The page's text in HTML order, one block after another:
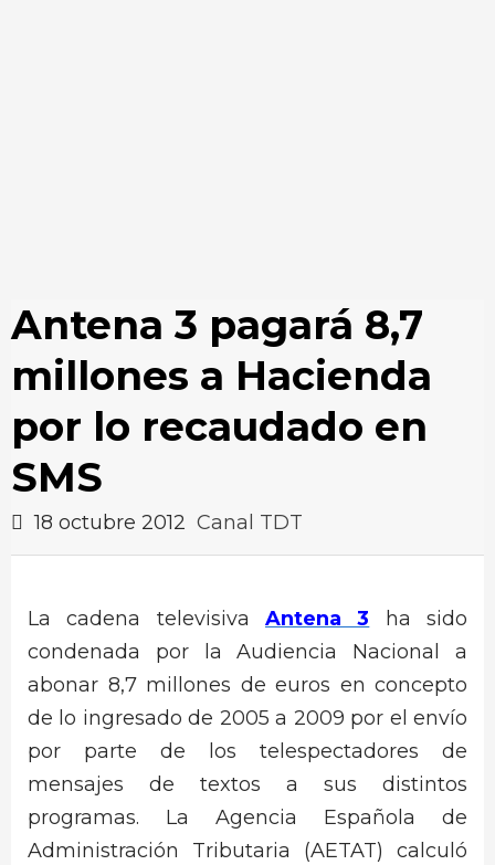
Antena 3 pagará 8,7
millones a Hacienda
por lo recaudado en
SMS
18 octubre 2012 Canal TDT
La cadena televisiva Antena 3 ha sido
condenada por la Audiencia Nacional a
abonar 8,7 millones de euros en concepto
de lo ingresado de 2005 a 2009 por el envío
por parte de los telespectadores de
mensajes de textos a sus distintos
programas. La Agencia Española de
Administración Tributaria (AETAT) calculó